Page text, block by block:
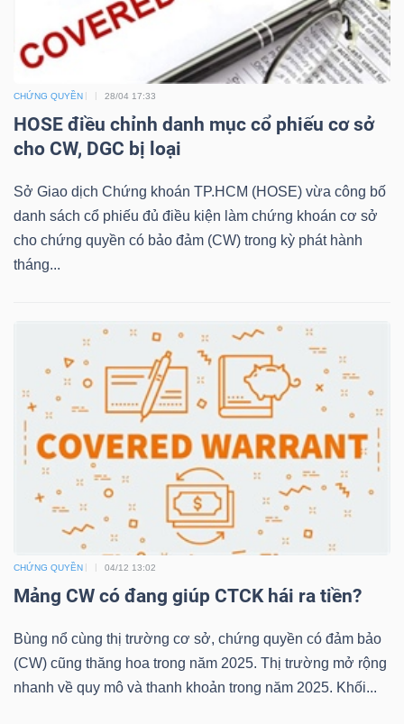
CHỨNG QUYỀN 28/04 17:33
HOSE điều chỉnh danh mục cổ phiếu cơ sở
cho CW, DGC bị loại
Sở Giao dịch Chứng khoán TP.HCM (HOSE) vừa công bố
danh sách cổ phiếu đủ điều kiện làm chứng khoán cơ sở
cho chứng quyền có bảo đảm (CW) trong kỳ phát hành
tháng...
CHỨNG QUYỀN 04/12 13:02
Mảng CW có đang giúp CTCK hái ra tiền?
Bùng nổ cùng thị trường cơ sở, chứng quyền có đảm bảo
(CW) cũng thăng hoa trong năm 2025. Thị trường mở rộng
nhanh về quy mô và thanh khoản trong năm 2025. Khối...
MÔ
DOANH
NGHIỆP
PHIẾU
PHÁI
SINH
PHIẾU
CÔNG
CỤ